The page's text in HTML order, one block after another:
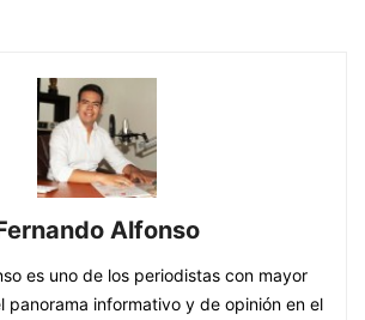
Alfonso
es uno de los periodistas con mayor
panorama informativo y de opinión en el